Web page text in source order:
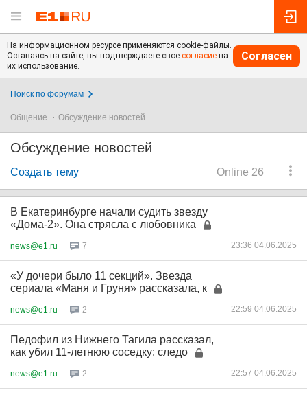
На информационном ресурсе применяются cookie-файлы.
Оставаясь на сайте, вы подтверждаете свое согласие на
их использование.
Согласен
Поиск по форумам
Общение Обсуждение новостей
Обсуждение новостей
Online 26
Создать тему
В Екатеринбурге начали судить звезду
«Дома-2». Она стрясла с любовника
news@e1.ru 7 23:36 04.06.2025
«У дочери было 11 секций». Звезда
сериала «Маня и Груня» рассказала, к
news@e1.ru 2 22:59 04.06.2025
Педофил из Нижнего Тагила рассказал,
как убил 11-летнюю соседку: следо
news@e1.ru 2 22:57 04.06.2025